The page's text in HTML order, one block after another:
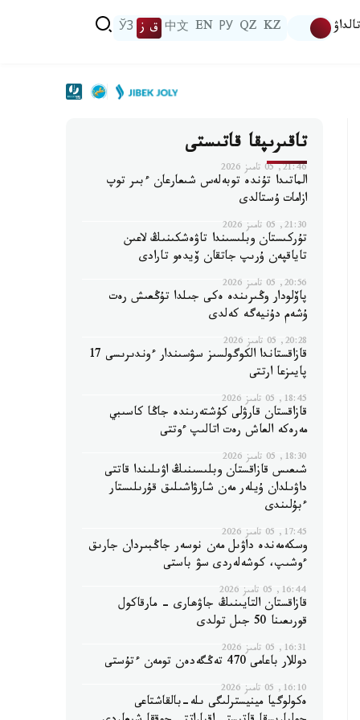
تالداۋ KZ
QZ
РУ
EN
中文 ق ز ЎЗ
تاقىرىپقا قاتىستى
21:46, 05 تامىز 2026
الماتىدا تۇندە توبەلەس شىعارعان ءبىر توپ
ازامات ۇستالدى
21:30, 05 تامىز 2026
تۇركىستان وبلىسىندا تاۋەشكىنىڭ لاعىن
تاياقپەن ۇرىپ جاتقان ۆيدەو تارادى
20:56, 05 تامىز 2026
پاۆلودار وڭىرىندە ەكى جىلدا تۇڭعىش رەت
ۇشەم دۇنيەگە كەلدى
20:28, 05 تامىز 2026
قازاقستاندا الكوگولسىز سۋسىندار ءوندىرىسى 17
پايىزعا ارتتى
18:45, 05 تامىز 2026
قازاقستان قارۋلى كۇشتەرىندە جاڭا كاسىبي
مەرەكە العاش رەت اتالىپ ءوتتى
18:30, 05 تامىز 2026
شىعىس قازاقستان وبلىسىنىڭ اۋىلىندا قاتتى
داۋىلدان ۇيلەر مەن شارۋاشىلىق قۇرىلىستار
ءبۇلىندى
17:45, 05 تامىز 2026
وسكەمەندە داۋىل مەن نوسەر جاڭبىردان جارىق
ءوشىپ، كوشەلەردى سۋ باستى
16:44, 05 تامىز 2026
قازاقستان التايىنىڭ جاۋھارى - مارقاكول
قورىعىنا 50 جىل تولدى
16:31, 05 تامىز 2026
دوللار باعامى 470 تەڭگەدەن تومەن ءتۇستى
16:10, 05 تامىز 2026
ەكولوگيا مينيسترلىگى ىلە-بالقاشتاعى